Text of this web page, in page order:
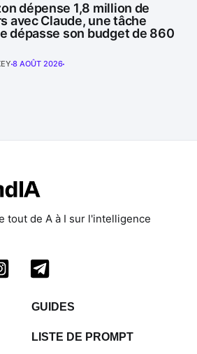
dépense 1,8 million de
avec Claude, une tâche
dépasse son budget de 860
8 AOÛT 2026
tout de A à I sur l'intelligence
GUIDES
LISTE DE PROMPT